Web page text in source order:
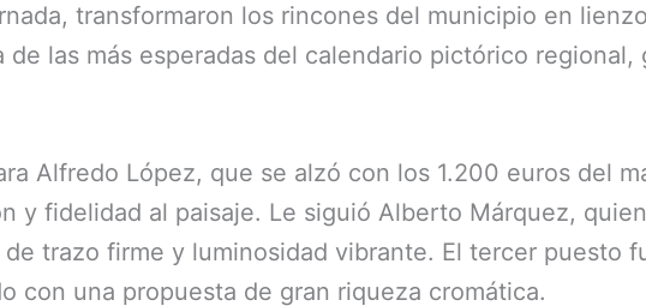
transformaron los rincones del municipio en
de las más esperadas del calendario pictórico
Alfredo López, que se alzó con los 1.200 euros del
y fidelidad al paisaje. Le siguió Alberto Márquez,
trazo firme y luminosidad vibrante. El tercer puesto
con una propuesta de gran riqueza cromática.